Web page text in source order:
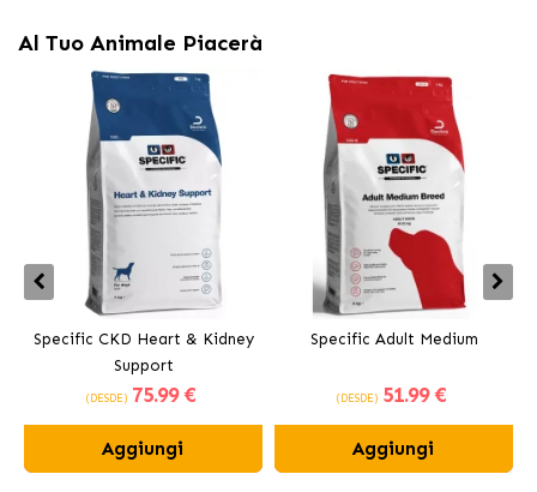
Al Tuo Animale Piacerà
Specific CKD Heart & Kidney
Support
(DESDE) 75.99 €
Aggiungi
Specific Adult Medium
(DESDE) 51.99 €
Aggiungi